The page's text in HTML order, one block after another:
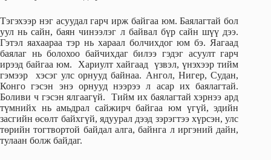
Тэгэхээр нэг асуудал гарч ирж байгаа юм. Баялагтай бол
уул нь сайн, баян чинээлэг л байвал бүр сайн шүү дээ.
Гэтэл яахаараа тэр нь хараал болчихдог юм бэ. Яагаад
баялаг нь болохоо байчихдаг билээ гэдэг асуулт гарч
ирээд байгаа юм. Хариулт хайгаад үзвэл, үнэхээр тийм
гэмээр хэсэг улс орнууд байнаа. Ангол, Нигер, Судан,
Конго гэсэн энэ орнууд нээрээ л асар их баялагтай.
Боливи ч гэсэн ялгаагүй. Тийм их баялагтай хэрнээ ард
түмнийх нь амьдрал сайжирч байгаа юм үгүй, эдийн
засгийн өсөлт байхгүй, ядуурал дээд зэрэгтээ хүрсэн, улс
төрийн тогтвортой байдал алга, байнга л иргэний дайн,
тулаан болж байдаг.